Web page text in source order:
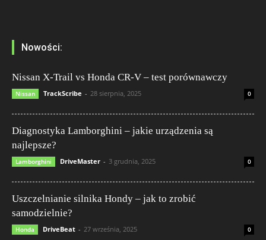
Nowości:
Nissan X-Trail vs Honda CR-V – test porównawczy
Nissan TrackScribe - 28 sierpnia, 2025 0
Diagnostyka Lamborghini – jakie urządzenia są
najlepsze?
Lamborghini DriveMaster - 3 grudnia, 2025 0
Uszczelnianie silnika Hondy – jak to zrobić
samodzielnie?
Honda DriveBeat - 27 września, 2025 0